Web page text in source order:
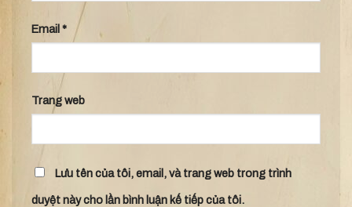
Email*
Trang web
Lưu tên của tôi, email, và trang web trong trình
duyệt này cho lần bình luận kế tiếp của tôi.